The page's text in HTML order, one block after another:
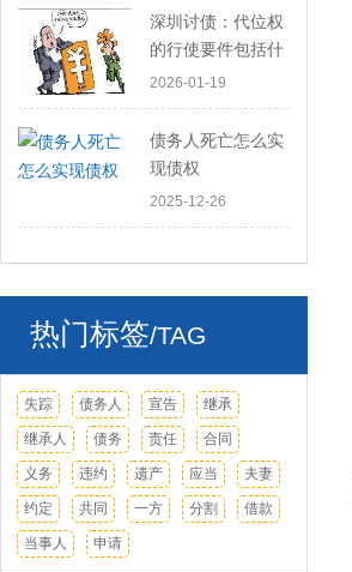
深圳讨债：代位权
的行使要件包括什
么
2026-01-19
债务人死亡怎么实
现债权
2025-12-26
热门标签/TAG
失踪 债务人 宣告 继承
继承人 债务 责任 合同
义务 违约 遗产 应当 夫妻
约定 共同 一方 分割 借款
当事人 申请